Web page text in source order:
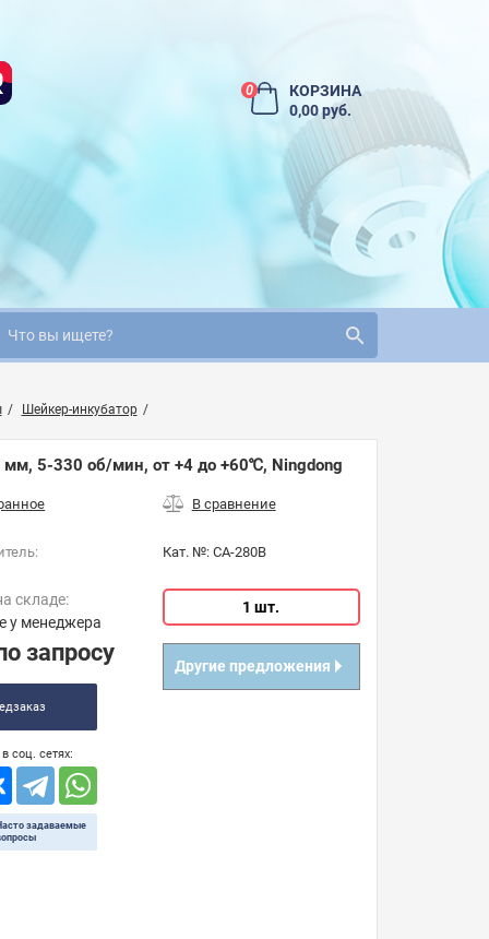
0
КОРЗИНА
0,00 руб.
Шейкер-инкубатор
5-330 об/мин, от +4 до +60℃, Ningdong
Кат. №: CA-280B
складе:
у менеджера
запросу
соц. сетях:
задаваемые
1 шт.
Другие предложения